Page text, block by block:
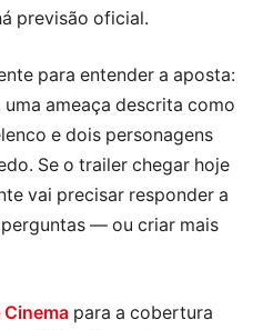
previsão oficial.
para entender a aposta:
ameaça descrita como
e dois personagens
Se o trailer chegar hoje
vai precisar responder a
— ou criar mais
Cinema para a cobertura